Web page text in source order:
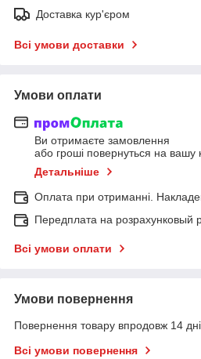
Доставка кур'єром
Всі умови доставки
Умови оплати
Ви отримаєте замовлення
або гроші повернуться на вашу
Детальніше
Оплата при отриманні.
Передплата на розрахунковый
Всі умови оплати
Умови повернення
Повернення товару впродовж 14
Всі умови повернення